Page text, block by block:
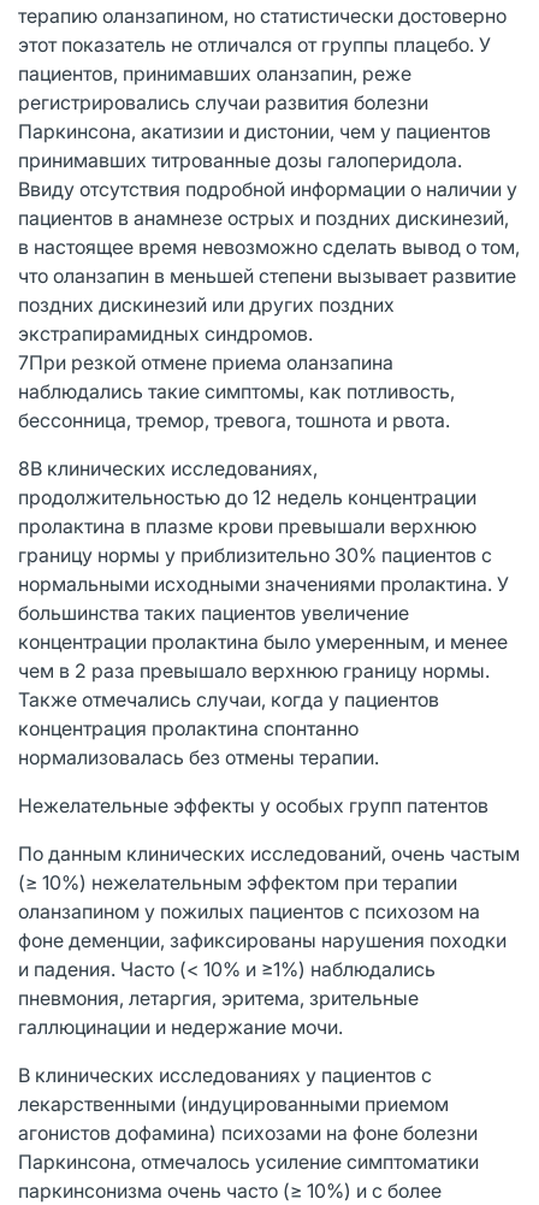
терапию оланзапином, но статистически достоверно
этот показатель не отличался от группы плацебо. У
пациентов, принимавших оланзапин, реже
регистрировались случаи развития болезни
Паркинсона, акатизии и дистонии, чем у пациентов
принимавших титрованные дозы галоперидола.
Ввиду отсутствия подробной информации о наличии у
пациентов в анамнезе острых и поздних дискинезий,
в настоящее время невозможно сделать вывод о том,
что оланзапин в меньшей степени вызывает развитие
поздних дискинезий или других поздних
экстрапирамидных синдромов.
7При резкой отмене приема оланзапина
наблюдались такие симптомы, как потливость,
бессонница, тремор, тревога, тошнота и рвота.
8В клинических исследованиях,
продолжительностью до 12 недель концентрации
пролактина в плазме крови превышали верхнюю
границу нормы у приблизительно 30% пациентов с
нормальными исходными значениями пролактина. У
большинства таких пациентов увеличение
концентрации пролактина было умеренным, и менее
чем в 2 раза превышало верхнюю границу нормы.
Также отмечались случаи, когда у пациентов
концентрация пролактина спонтанно
нормализовалась без отмены терапии.
Нежелательные эффекты у особых групп патентов
По данным клинических исследований, очень частым
(≥ 10%) нежелательным эффектом при терапии
оланзапином у пожилых пациентов с психозом на
фоне деменции, зафиксированы нарушения походки
и падения. Часто (< 10% и ≥1%) наблюдались
пневмония, летаргия, эритема, зрительные
галлюцинации и недержание мочи.
В клинических исследованиях у пациентов с
лекарственными (индуцированными приемом
агонистов дофамина) психозами на фоне болезни
Паркинсона, отмечалось усиление симптоматики
паркинсонизма очень часто (≥ 10%) и с более